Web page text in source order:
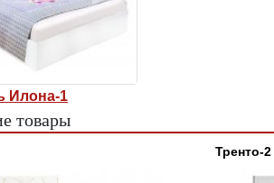
Илона-1
товары
Тренто-2